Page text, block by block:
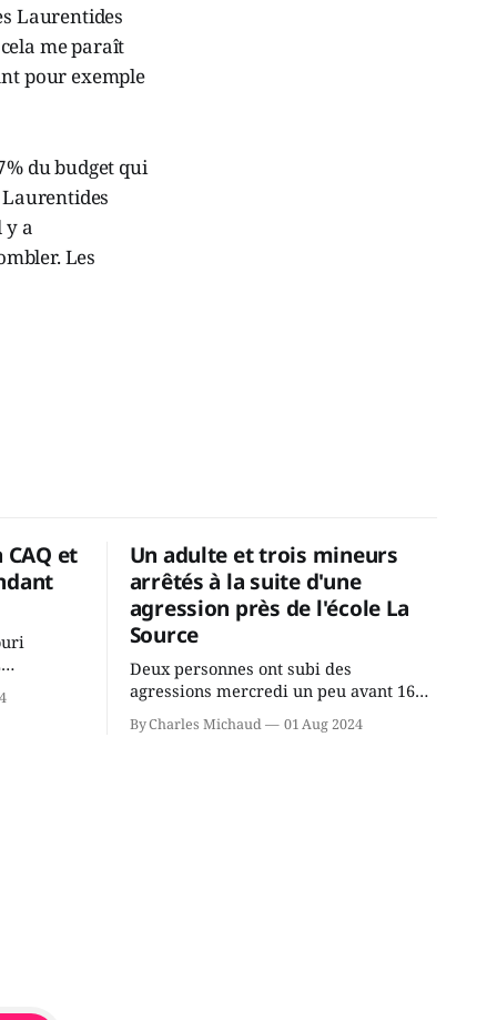
Laurentides
me paraît
pour exemple
du budget qui
Laurentides
y a
Les
et
Un adulte et trois mineurs
arrêtés à la suite d'une
agression près de l'école La
Source
Deux personnes ont subi des
agressions mercredi un peu avant 16h
Source dans le secteur Bellefeuille de
By Charles Michaud 01 Aug 2024